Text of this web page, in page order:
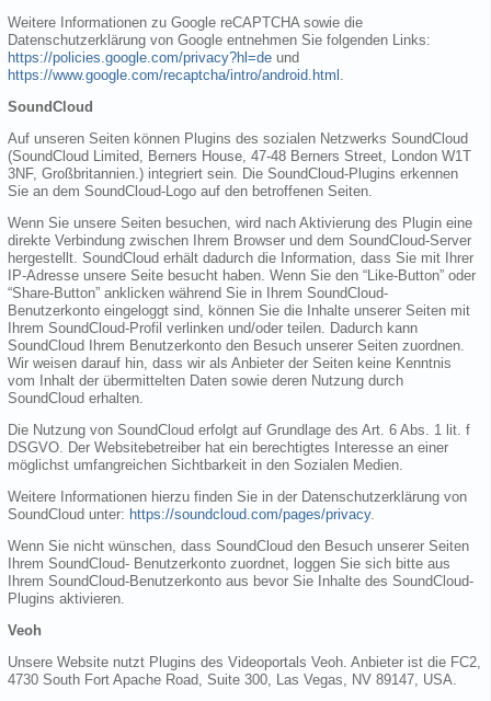
Weitere Informationen zu Google reCAPTCHA sowie die
Datenschutzerklärung von Google entnehmen Sie folgenden Links:
https://policies.google.com/privacy?hl=de und
https://www.google.com/recaptcha/intro/android.html
SoundCloud
Auf unseren Seiten können Plugins des sozialen Netzwerks SoundCloud
(SoundCloud Limited, Berners House, 47-48 Berners Street, London W1T
3NF, Großbritannien.) integriert sein. Die SoundCloud-Plugins erkennen
Sie an dem SoundCloud-Logo auf den betroffenen Seiten.
Wenn Sie unsere Seiten besuchen, wird nach Aktivierung des Plugin eine
direkte Verbindung zwischen Ihrem Browser und dem SoundCloud-Server
hergestellt. SoundCloud erhält dadurch die Information, dass Sie mit Ihrer
IP-Adresse unsere Seite besucht haben. Wenn Sie den “Like-Button” oder
“Share-Button” anklicken während Sie in Ihrem SoundCloud-
Benutzerkonto eingeloggt sind, können Sie die Inhalte unserer Seiten mit
Ihrem SoundCloud-Profil verlinken und/oder teilen. Dadurch kann
SoundCloud Ihrem Benutzerkonto den Besuch unserer Seiten zuordnen.
Wir weisen darauf hin, dass wir als Anbieter der Seiten keine Kenntnis
vom Inhalt der übermittelten Daten sowie deren Nutzung durch
SoundCloud erhalten.
Die Nutzung von SoundCloud erfolgt auf Grundlage des Art. 6 Abs. 1 lit. f
DSGVO. Der Websitebetreiber hat ein berechtigtes Interesse an einer
möglichst umfangreichen Sichtbarkeit in den Sozialen Medien.
Weitere Informationen hierzu finden Sie in der Datenschutzerklärung von
SoundCloud unter: https://soundcloud.com/pages/privacy.
Wenn Sie nicht wünschen, dass SoundCloud den Besuch unserer Seiten
Ihrem SoundCloud- Benutzerkonto zuordnet, loggen Sie sich bitte aus
Ihrem SoundCloud-Benutzerkonto aus bevor Sie Inhalte des SoundCloud-
Plugins aktivieren.
Veoh
Unsere Website nutzt Plugins des Videoportals Veoh. Anbieter ist die FC2,
4730 South Fort Apache Road, Suite 300, Las Vegas, NV 89147, USA.